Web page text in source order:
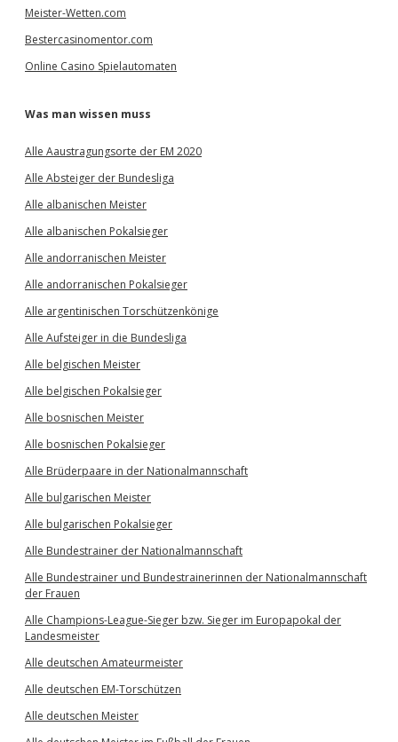
Meister-Wetten.com
Bestercasinomentor.com
Online Casino Spielautomaten
Was man wissen muss
Alle Aaustragungsorte der EM 2020
Alle Absteiger der Bundesliga
Alle albanischen Meister
Alle albanischen Pokalsieger
Alle andorranischen Meister
Alle andorranischen Pokalsieger
Alle argentinischen Torschützenkönige
Alle Aufsteiger in die Bundesliga
Alle belgischen Meister
Alle belgischen Pokalsieger
Alle bosnischen Meister
Alle bosnischen Pokalsieger
Alle Brüderpaare in der Nationalmannschaft
Alle bulgarischen Meister
Alle bulgarischen Pokalsieger
Alle Bundestrainer der Nationalmannschaft
Alle Bundestrainer und Bundestrainerinnen der Nationalmannschaft
der Frauen
Alle Champions-League-Sieger bzw. Sieger im Europapokal der
Landesmeister
Alle deutschen Amateurmeister
Alle deutschen EM-Torschützen
Alle deutschen Meister